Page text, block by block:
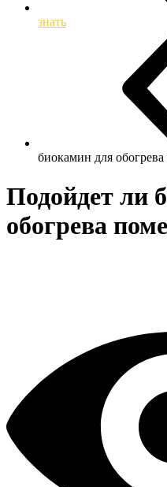
знать
биокамин для
Подойдет ли
обогрева